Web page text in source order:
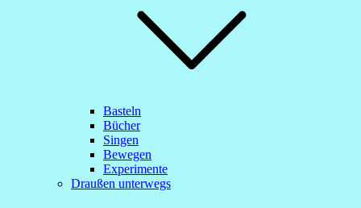
Basteln
Bücher
Singen
Bewegen
Experimente
Draußen unterwegs